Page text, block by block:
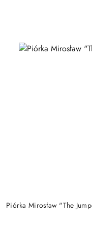
Piórka Mirosław "The